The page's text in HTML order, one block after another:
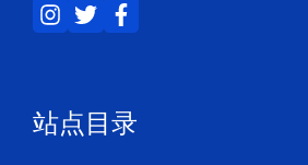
站点目录